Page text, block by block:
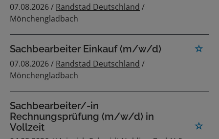
07.08.2026 / Randstad Deutschland /
Mönchengladbach
Sachbearbeiter Einkauf (m/w/d)
07.08.2026 / Randstad Deutschland /
Mönchengladbach
Sachbearbeiter/-in
Rechnungsprüfung (m/w/d) in
Vollzeit